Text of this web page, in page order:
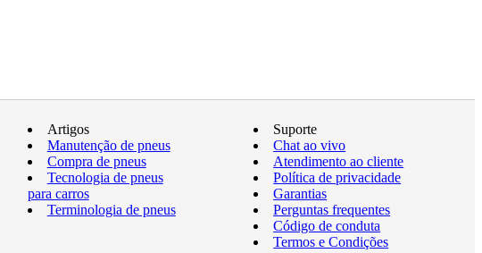
Artigos
Manutenção de pneus
Compra de pneus
Tecnologia de pneus
para carros
Terminologia de pneus
Suporte
Chat ao vivo
Atendimento ao cliente
Política de privacidade
Garantias
Perguntas frequentes
Código de conduta
Termos e Condições